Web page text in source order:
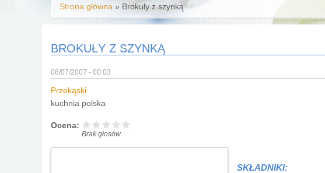
Strona główna » Brokuły z szynką
BROKUŁY Z SZYNKĄ
08/07/2007 - 00:03
Przekąski
kuchnia polska
Ocena:
Brak głosów
SKŁADNIKI: